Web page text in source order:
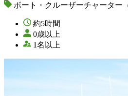
ボート・クルーザーチャーター
約5時間
0歳以上
1名以上